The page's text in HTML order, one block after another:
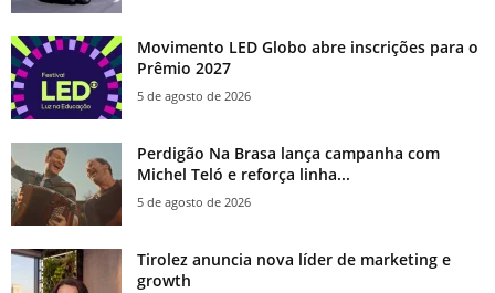
Movimento LED Globo abre inscrições para o
Prêmio 2027
5 de agosto de 2026
Perdigão Na Brasa lança campanha com
Michel Teló e reforça linha...
5 de agosto de 2026
Tirolez anuncia nova líder de marketing e
growth